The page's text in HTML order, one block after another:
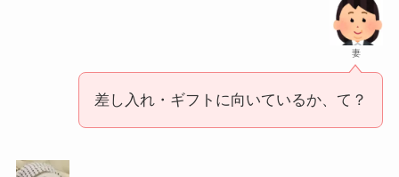
妻
差し入れ・ギフトに向いているか、て？